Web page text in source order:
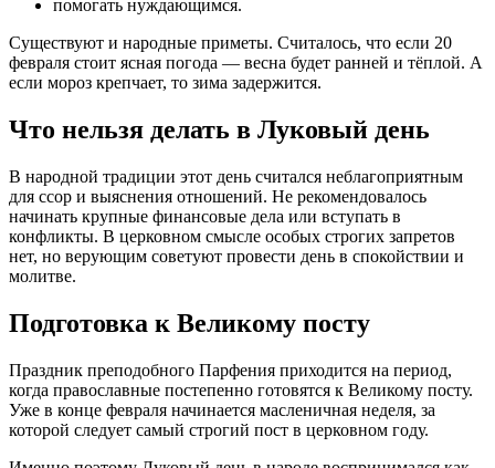
помогать нуждающимся.
Существуют и народные приметы. Считалось, что если 20
февраля стоит ясная погода — весна будет ранней и тёплой. А
если мороз крепчает, то зима задержится.
Что нельзя делать в Луковый день
В народной традиции этот день считался неблагоприятным
для ссор и выяснения отношений. Не рекомендовалось
начинать крупные финансовые дела или вступать в
конфликты. В церковном смысле особых строгих запретов
нет, но верующим советуют провести день в спокойствии и
молитве.
Подготовка к Великому посту
Праздник преподобного Парфения приходится на период,
когда православные постепенно готовятся к Великому посту.
Уже в конце февраля начинается масленичная неделя, за
которой следует самый строгий пост в церковном году.